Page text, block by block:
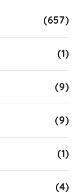
(657)
(1)
(9)
(9)
(1)
(4)